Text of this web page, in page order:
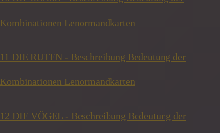
Kombinationen Lenormandkarten
11 DIE RUTEN - Beschreibung Bedeutung der
Kombinationen Lenormandkarten
12 DIE VÖGEL - Beschreibung Bedeutung der